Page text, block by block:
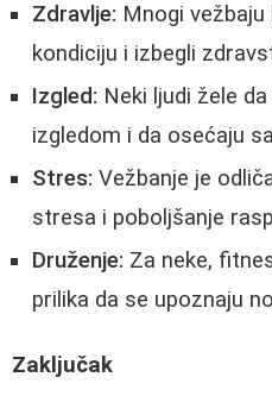
Zdravlje: Mnogi
kondiciju i izbegli
Izgled: Neki ljudi žele
izgledom i da osećaju
Stres: Vežbanje je
stresa i poboljšanje
Druženje: Za neke,
prilika da se upoznaju
Zaključak